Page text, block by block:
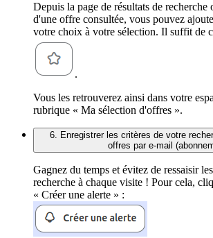
Depuis la page de résultats de recherche
d'une offre consultée, vous pouvez
votre choix à votre sélection. Il suffit de
.
Vous les retrouverez ainsi dans votre
rubrique « Ma sélection d'offres ».
6. Enregistrer les critères de votre
offres par e-mail
Gagnez du temps et évitez de ressaisir
recherche à chaque visite ! Pour cela,
« Créer une alerte » :